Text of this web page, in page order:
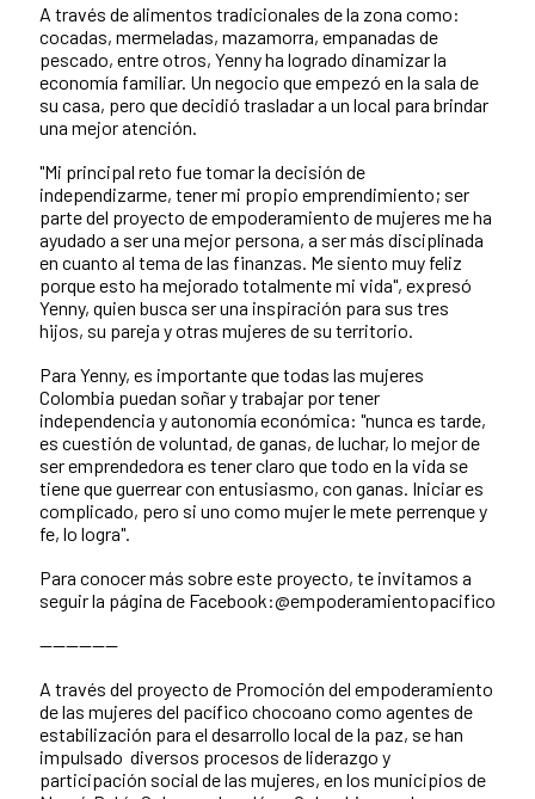
A través de alimentos tradicionales de la zona como:
cocadas, mermeladas, mazamorra, empanadas de
pescado, entre otros, Yenny ha logrado dinamizar la
economía familiar. Un negocio que empezó en la sala de
su casa, pero que decidió trasladar a un local para brindar
una mejor atención.
"Mi principal reto fue tomar la decisión de
independizarme, tener mi propio emprendimiento; ser
parte del proyecto de empoderamiento de mujeres me ha
ayudado a ser una mejor persona, a ser más disciplinada
en cuanto al tema de las finanzas. Me siento muy feliz
porque esto ha mejorado totalmente mi vida", expresó
Yenny, quien busca ser una inspiración para sus tres
hijos, su pareja y otras mujeres de su territorio.
Para Yenny, es importante que todas las mujeres
Colombia puedan soñar y trabajar por tener
independencia y autonomía económica: "nunca es tarde,
es cuestión de voluntad, de ganas, de luchar, lo mejor de
ser emprendedora es tener claro que todo en la vida se
tiene que guerrear con entusiasmo, con ganas. Iniciar es
complicado, pero si uno como mujer le mete perrenque y
fe, lo logra".
Para conocer más sobre este proyecto, te invitamos a
seguir la página de Facebook:@empoderamientopacifico
------------
A través del proyecto de Promoción del empoderamiento
de las mujeres del pacífico chocoano como agentes de
estabilización para el desarrollo local de la paz, se han
impulsado diversos procesos de liderazgo y
participación social de las mujeres, en los municipios de